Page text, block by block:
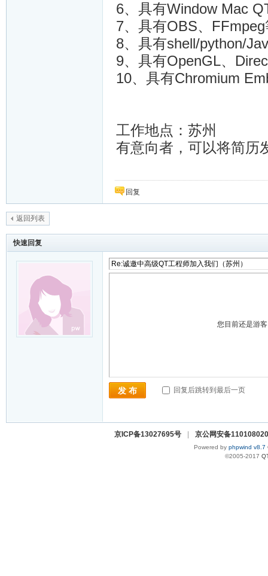
6、具有Window Mac
7、具有OBS、
8、具有shell/python/
9、具有OpenGL、
10、具有Chromium
工作地点：苏州
有意向者，可以将简历
回复
返回列表
快速回复
您目前还是游
发 布 回复后跳转到最后一页
京ICP备13027695号 京公网安备
Powered by phpwind v8.7
©2005-2017